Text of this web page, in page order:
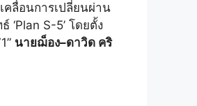
คลื่อนการเปลี่ยนผ่าน
S-5’ โดยตั้ง
นายฌ็อง–ดาวิด คริ